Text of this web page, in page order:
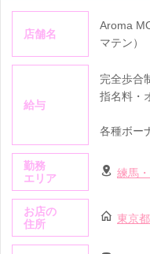
店舗名
Aroma
マテン）
給与
完全歩合
指名料・
各種ボー
勤務
エリア
練馬
お店の
住所
東京